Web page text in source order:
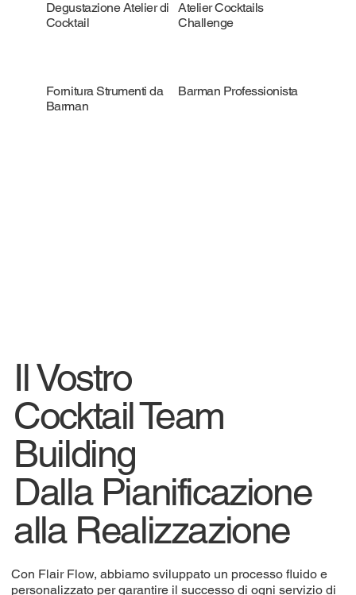
Degustazione Atelier di
Cocktail
Atelier Cocktails
Challenge
Fornitura Strumenti da
Barman
Barman Professionista
Il Vostro
Cocktail Team
Building
Dalla Pianificazione
alla Realizzazione
Con Flair Flow, abbiamo sviluppato un processo fluido e
personalizzato per garantire il successo di ogni servizio di